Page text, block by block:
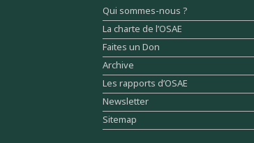
Qui sommes-nous ?
La charte de l’OSAE
Faites un Don
Archive
Les rapports d’OSAE
Newsletter
Sitemap